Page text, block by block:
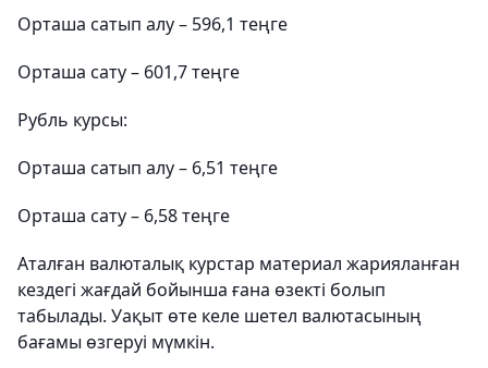
Орташа сатып алу – 596,1 теңге
Орташа сату – 601,7 теңге
Рубль курсы:
Орташа сатып алу – 6,51 теңге
Орташа сату – 6,58 теңге
Аталған валюталық курстар материал жарияланған
кездегі жағдай бойынша ғана өзекті болып
табылады. Уақыт өте келе шетел валютасының
бағамы өзгеруі мүмкін.